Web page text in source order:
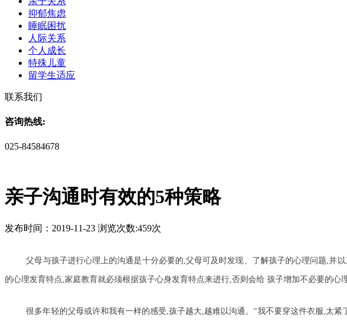
抑郁焦虑
睡眠困扰
人际关系
个人成长
特殊儿童
留学生适应
联系我们
咨询热线:
025-84584678
亲子沟通时有效的5种策略
发布时间：2019-11-23 浏览次数:459次
父母与孩子进行心理上的沟通是十分必要的,父母可及时发现、了解孩子的心理问题,并
的心理发育特点,家庭教育就必须根据孩子心身发育特点来进行,否则会给 孩子增加不必要的
很多年轻的父母或许和我有一样的感受,孩子越大,越难以沟通。“我不要穿这件衣服,太